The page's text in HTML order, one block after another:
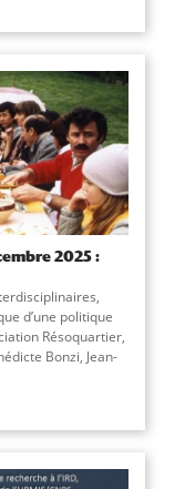
2025 :
d’une politique
Résoquartier,
Bonzi, Jean-